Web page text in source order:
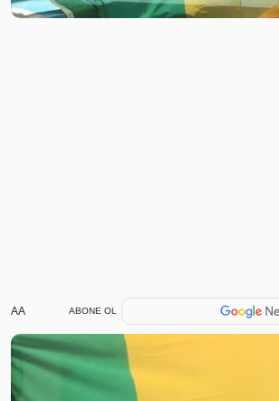
AA ABONE OL